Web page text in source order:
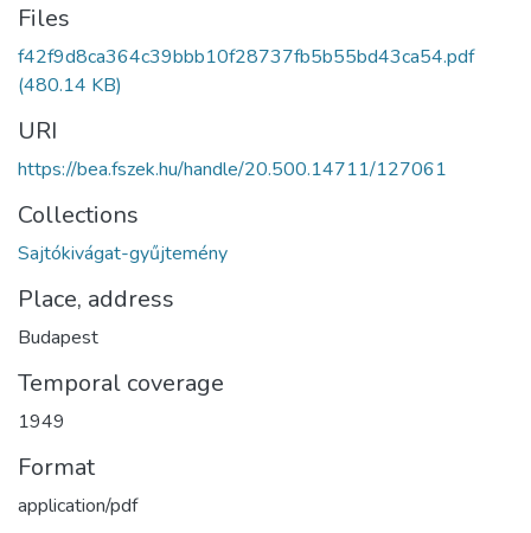
Files
f42f9d8ca364c39bbb10f28737fb5b55bd43ca54.pdf
(480.14 KB)
URI
https://bea.fszek.hu/handle/20.500.14711/127061
Collections
Sajtókivágat-gyűjtemény
Place, address
Budapest
Temporal coverage
1949
Format
application/pdf